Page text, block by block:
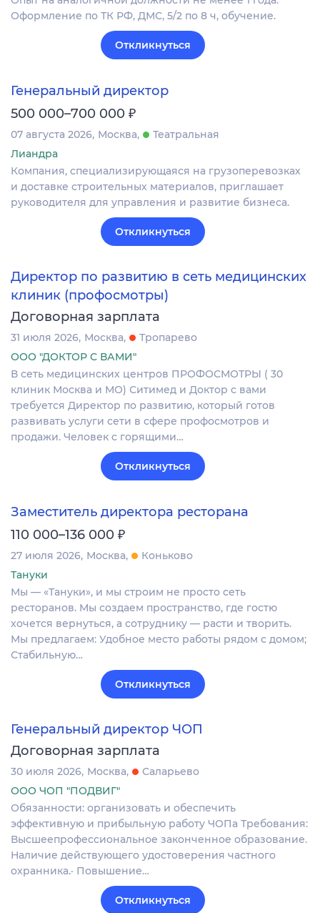
Оформление по ТК РФ, ДМС, 5/2 по 8 ч, обучение.
Откликнуться
Генеральный директор
500 000–700 000 ₽
07 августа 2026 Москва
Театральная
Лиандра
Компания, специализирующаяся на грузоперевозках
и доставке строительных материалов, приглашает
руководителя для управления и развитие бизнеса.
Откликнуться
Директор по развитию в сеть медицинских
клиник (профосмотры)
Договорная зарплата
31 июля 2026 Москва
Тропарево
ООО "ДОКТОР С ВАМИ"
В сеть медицинских центров ПРОФОСМОТРЫ ( 30
клиник Москва и МО) Ситимед и Доктор с вами
требуется Директор по развитию, который готов
развивать услуги сети в сфере профосмотров и
продажи. Человек с горящими…
Откликнуться
Заместитель директора ресторана
110 000–136 000 ₽
27 июля 2026 Москва
Коньково
Тануки
Мы — «Тануки», и мы строим не просто сеть
ресторанов. Мы создаем пространство, где гостю
хочется вернуться, а сотруднику — расти и творить.
Мы предлагаем: Удобное место работы рядом с домом;
Стабильную…
Откликнуться
Генеральный директор ЧОП
Договорная зарплата
30 июля 2026 Москва
Саларьево
ООО ЧОП "ПОДВИГ"
Обязанности: организовать и обеспечить
эффективную и прибыльную работу ЧОПа Требования:
Высшеепрофессиональное законченное образование.
Наличие действующего удостоверения частного
охранника.· Повышение…
Откликнуться